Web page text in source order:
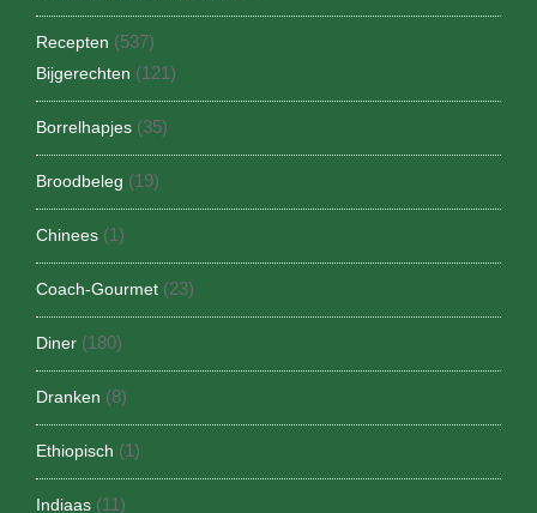
Recepten (537)
Bijgerechten (121)
Borrelhapjes (35)
Broodbeleg (19)
Chinees (1)
Coach-Gourmet (23)
Diner (180)
Dranken (8)
Ethiopisch (1)
Indiaas (11)